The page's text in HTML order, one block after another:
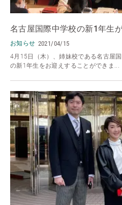
名古屋国際中学校の新1年生
お知らせ 2021/04/15
4月15日（木）、姉妹校である名古屋
の新1年生をお迎えすることができま...